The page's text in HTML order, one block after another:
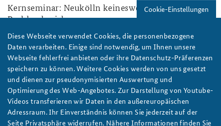
Kernseminar: Neukölln keineswegs nur
Problembezirk
„Bildung ausbauen, Engagement fördern und Anreize setzen“ –
diese Schlagworte begleiteten das Kernseminar der BAKS beim
Besuch in Berlin-Neukölln am 11. Mai als wichtige Faktoren für
gelingende Integration.
weiter
Kernseminar,Integration,Migration,Islam,Salafismus,
Bildung
Cookie-Einstellungen
Diese Webseite verwendet Cookies, die personenbezogene
Daten verarbeiten. Einige sind notwendig, um Ihnen unsere
Webseite fehlerfrei anbieten oder ihre Datenschutz-Präferenzen
speichern zu können. Weitere Cookies werden von uns gesetzt
und dienen zur pseudonymisierten Auswertung und
Optimierung des Web-Angebotes. Zur Darstellung von Youtube-
Videos transferieren wir Daten in den außereuropäischen
Adressraum. Ihr Einverständnis können Sie jederzeit auf der
Seite Privatsphäre widerrufen. Nähere Informationen finden Sie